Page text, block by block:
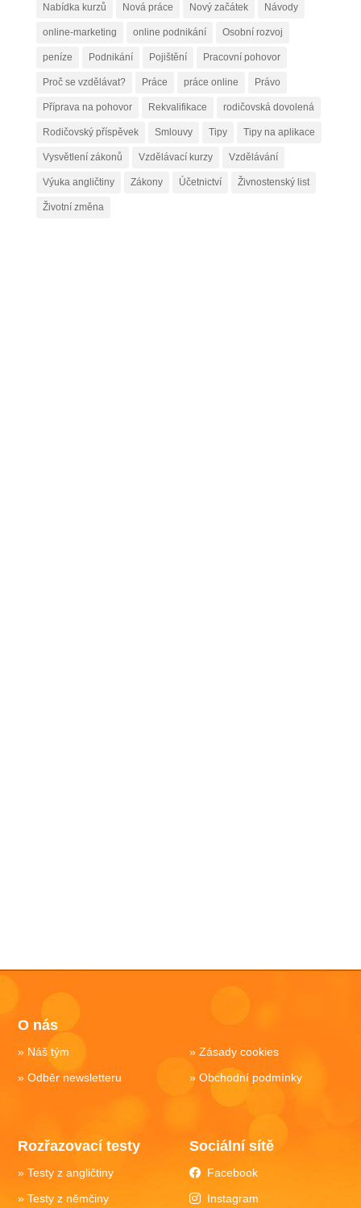
Nabídka kurzů Nová práce Nový začátek Návody
online-marketing online podnikání Osobní rozvoj
peníze Podnikání Pojištění Pracovní pohovor
Proč se vzdělávat? Práce práce online Právo
Příprava na pohovor Rekvalifikace rodičovská dovolená
Rodičovský příspěvek Smlouvy Tipy Tipy na aplikace
Vysvětlení zákonů Vzdělávací kurzy Vzdělávání
Výuka angličtiny Zákony Účetnictví Živnostenský list
Životní změna
O nás
Náš tým
Odběr newsletteru
Zásady cookies
Obchodní podmínky
Rozřazovací testy
Testy z angličtiny
Testy z němčiny
Sociální sítě
Facebook
Instagram